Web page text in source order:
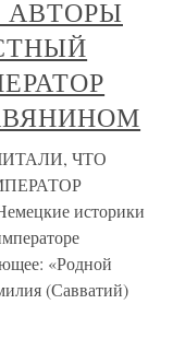
АВТОРЫ
ЧТО
историки
«Родной
(Савватий)